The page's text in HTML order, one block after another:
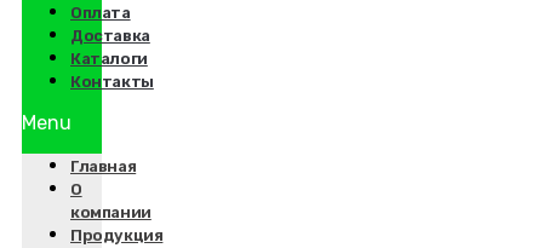
Оплата
Доставка
Каталоги
Контакты
Menu
Главная
О
компании
Продукция